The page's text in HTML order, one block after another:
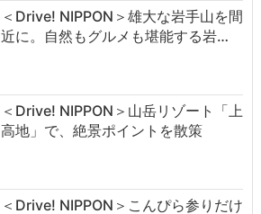
＜Drive! NIPPON＞雄大な岩手山を間
近に。自然もグルメも堪能する岩…
＜Drive! NIPPON＞山岳リゾート「上
高地」で、絶景ポイントを散策
＜Drive! NIPPON＞こんぴら参りだけ